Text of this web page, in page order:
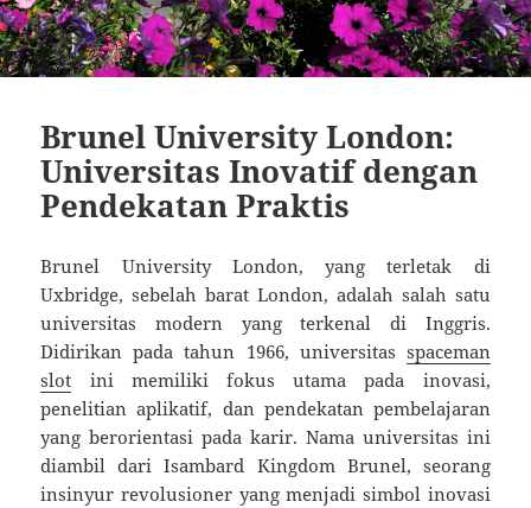
Brunel University London:
Universitas Inovatif dengan
Pendekatan Praktis
Brunel University London, yang terletak di
Uxbridge, sebelah barat London, adalah salah satu
universitas modern yang terkenal di Inggris.
Didirikan pada tahun 1966, universitas spaceman
slot ini memiliki fokus utama pada inovasi,
penelitian aplikatif, dan pendekatan pembelajaran
yang berorientasi pada karir. Nama universitas ini
diambil dari Isambard Kingdom Brunel, seorang
insinyur revolusioner yang menjadi simbol inovasi